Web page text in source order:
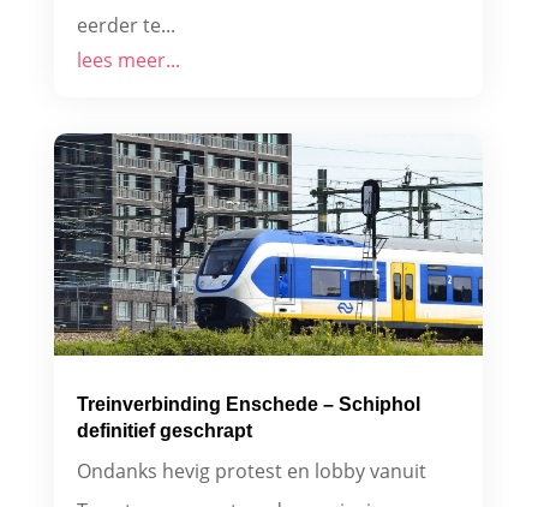
eerder te...
lees meer...
Treinverbinding Enschede – Schiphol
definitief geschrapt
Ondanks hevig protest en lobby vanuit